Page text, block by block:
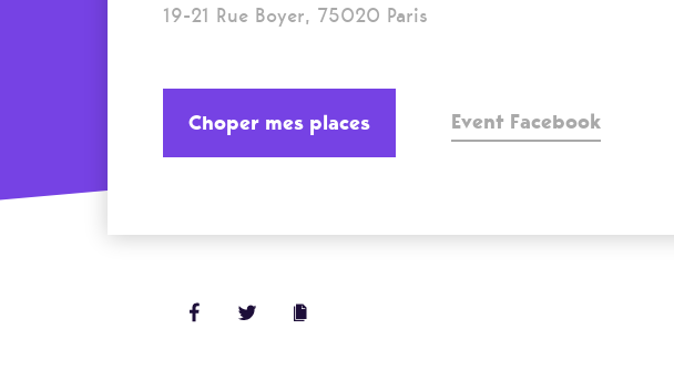
19-21 Rue Boyer, 75020 Paris
Choper mes places Event Facebook